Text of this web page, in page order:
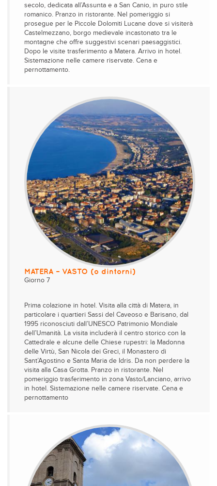
secolo, dedicata all’Assunta e a San Canio, in puro stile
romanico. Pranzo in ristorante. Nel pomeriggio si
prosegue per le Piccole Dolomiti Lucane dove si visiterà
Castelmezzano, borgo medievale incastonato tra le
montagne che offre suggestivi scenari paesaggistici.
Dopo le visite trasferimento a Matera. Arrivo in hotel.
Sistemazione nelle camere riservate. Cena e
pernottamento.
MATERA – VASTO (o dintorni)
Giorno 7
Prima colazione in hotel. Visita alla città di Matera, in
particolare i quartieri Sassi del Caveoso e Barisano, dal
1995 riconosciuti dall’UNESCO Patrimonio Mondiale
dell’Umanità. La visita includerà il centro storico con la
Cattedrale e alcune delle Chiese rupestri: la Madonna
delle Virtù, San Nicola dei Greci, il Monastero di
Sant’Agostino e Santa Maria de Idris. Da non perdere la
visita alla Casa Grotta. Pranzo in ristorante. Nel
pomeriggio trasferimento in zona Vasto/Lanciano, arrivo
in hotel. Sistemazione nelle camere riservate. Cena e
pernottamento